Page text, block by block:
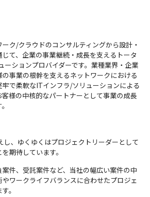
ク/クラウドのコンサルティングから設計・
て、企業の事業継続・成長を支えるトータ
ーションプロバイダーです。業種業界・企業
事業の根幹を支えるネットワークにおける
で柔軟なITインフラ/ソリューションによる
様の中核的なパートナーとして事業の成長
し、ゆくゆくはプロジェクトリーダーとして
期待しています。
件、受託案件など、当社の幅広い案件の中
ワークライフバランスに合わせたプロジェ
。